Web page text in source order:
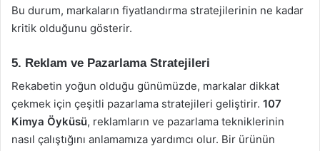
Bu durum, markaların fiyatlandırma stratejilerinin ne kadar
kritik olduğunu gösterir.
5. Reklam ve Pazarlama Stratejileri
Rekabetin yoğun olduğu günümüzde, markalar dikkat
çekmek için çeşitli pazarlama stratejileri geliştirir. 107
Kimya Öyküsü, reklamların ve pazarlama tekniklerinin
nasıl çalıştığını anlamamıza yardımcı olur. Bir ürünün